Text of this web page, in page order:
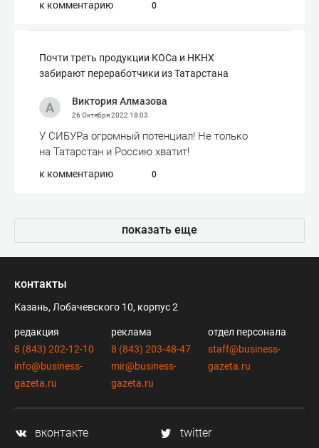
к комментарию 0
Почти треть продукции КОСа и НКНХ
забирают переработчики из Татарстана
Виктория Алмазова
26 Октября 2022 18:03
У СИБУРа огромный потенциал! Не только
на Татарстан и Россию хватит!
к комментарию 0
показать еще
контакты
Казань, Лобачевского 10, корпус 2
редакция
8 (843) 202-12-10
info@business-
gazeta.ru
реклама
8 (843) 203-48-47
mir@business-
gazeta.ru
отдел персонала
staff@business-
gazeta.ru
вконтакте
twitter